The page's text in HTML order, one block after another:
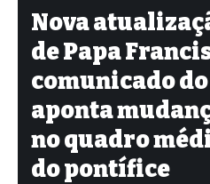
Nova
de Papa
comunicado
aponta
no quadro
do pontífice